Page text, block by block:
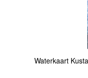
Waterkaart